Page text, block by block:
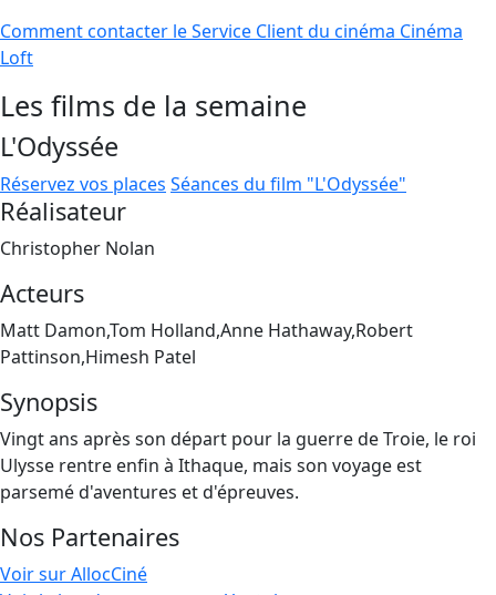
Comment contacter le Service Client du cinéma Cinéma
Loft
Les films de la semaine
L'Odyssée
Réservez vos places Séances du film "L'Odyssée"
Réalisateur
Christopher Nolan
Acteurs
Matt Damon,Tom Holland,Anne Hathaway,Robert
Pattinson,Himesh Patel
Synopsis
Vingt ans après son départ pour la guerre de Troie, le roi
Ulysse rentre enfin à Ithaque, mais son voyage est
parsemé d'aventures et d'épreuves.
Nos Partenaires
Voir sur AllocCiné